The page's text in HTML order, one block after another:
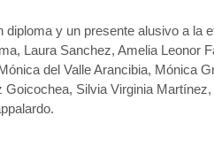
y un presente alusivo a la
Laura Sanchez, Amelia Leonor
del Valle Arancibia, Mónica
Silvia Virginia